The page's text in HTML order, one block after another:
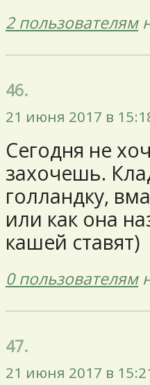
2 пользователям
46.
21 июня 2017 в
Сегодня не
захочешь.
голландку,
или как она
кашей ставят)
0 пользователям
47.
21 июня 2017 в